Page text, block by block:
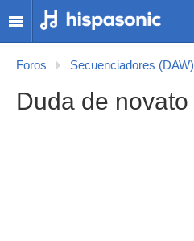
Foros Secuenciadores (DAW)
Duda de novato